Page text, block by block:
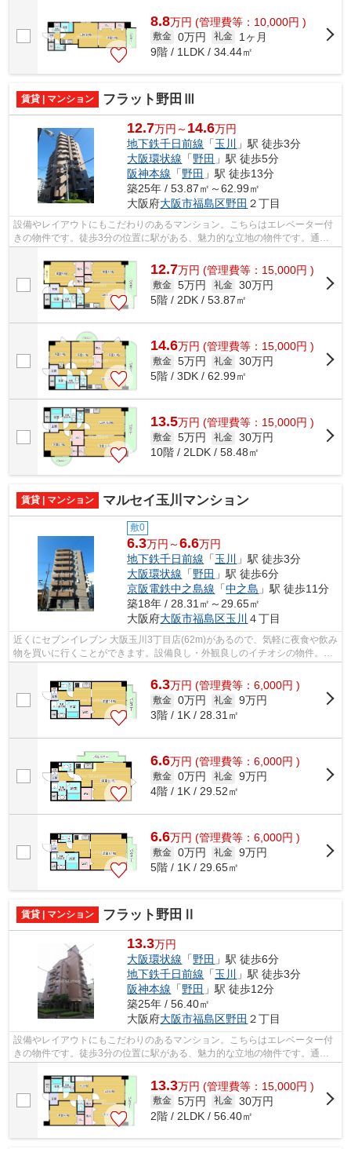
8.8万円 (管理費等：10,000円 )
敷金 0万円 礼金
1ヶ月
9階 / 1LDK / 34.44㎡
賃貸 | マンション フラット野田Ⅲ
12.7万円～ 14.6万円
地下鉄千日前線 「玉川
」駅 徒歩3分
大阪環状線 「野田 」駅 徒歩5分
阪神本線 「野田 」駅 徒歩13分
築25年 / 53.87㎡～62.99㎡
大阪府大阪市福島区野田 ２丁目
設備やレイアウトにもこだわりのあるマンション。こちらはエレベーター付
きの物件です。徒歩3分の位置に駅がある、魅力的な立地の物件です。通風
良好の物件なのでいつでも新鮮な空気を...
12.7万円 (管理費等：15,000円 )
敷金 5万円 礼金 30万円
5階 / 2DK / 53.87㎡
14.6万円 (管理費等：15,000円 )
敷金 5万円 礼金 30万円
5階 / 3DK / 62.99㎡
13.5万円 (管理費等：15,000円 )
敷金 5万円 礼金 30万円
10階 / 2LDK / 58.48㎡
賃貸 | マンション マルセイ玉川マンション
敷0
6.3万円～6.6万円
地下鉄千日前線 「玉川
」駅 徒歩3分
大阪環状線 「野田 」駅 徒歩6分
京阪電鉄中之島線 「中之島 」駅 徒歩11分
築18年 / 28.31㎡～29.65㎡
大阪府大阪市福島区玉川 ４丁目
近くにセブンイレブン 大阪玉川3丁目店(62m)があるので、気軽に夜食や飲み
物を買いに行くことができます。設備良し・外観良しのイチオシの物件。2
駅利用可物件なので、よく電車を利用...
6.3万円 (管理費等：6,000円 )
敷金 0万円 礼金 9万円
3階 / 1K / 28.31㎡
6.6万円 (管理費等：6,000円 )
敷金 0万円 礼金 9万円
4階 / 1K / 29.52㎡
6.6万円 (管理費等：6,000円 )
敷金 0万円 礼金 9万円
5階 / 1K / 29.65㎡
賃貸 | マンション フラット野田Ⅱ
13.3万円
大阪環状線 「野田 」駅 徒歩6分
地下鉄千日前線 「玉川
」駅 徒歩3分
阪神本線 「野田 」駅 徒歩12分
築25年 / 56.40㎡
大阪府大阪市福島区野田 ２丁目
設備やレイアウトにもこだわりのあるマンション。こちらはエレベーター付
きの物件です。徒歩3分の位置に駅がある、魅力的な立地の物件です。通風
13.3万円 (管理費等：15,000円 )
敷金 5万円 礼金 30万円
2階 / 2LDK / 56.40㎡